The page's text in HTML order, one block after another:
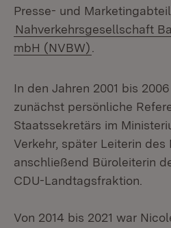
Presse- und
Nahverkehrsgesellschaft
mbH (NVBW)
In den Jahren 2001 bis
zunächst persönliche
Staatssekretärs im
Verkehr, später Leiterin des
anschließend Büroleiterin
CDU-Landtagsfraktion.
Von 2014 bis 2021 war